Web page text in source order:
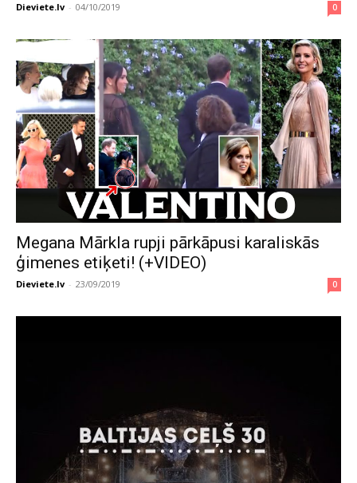
Dieviete.lv - 04/10/2019 0
Megana Mārkla rupji pārkāpusi karaliskās
ģimenes etiķeti! (+VIDEO)
Dieviete.lv - 23/09/2019 0